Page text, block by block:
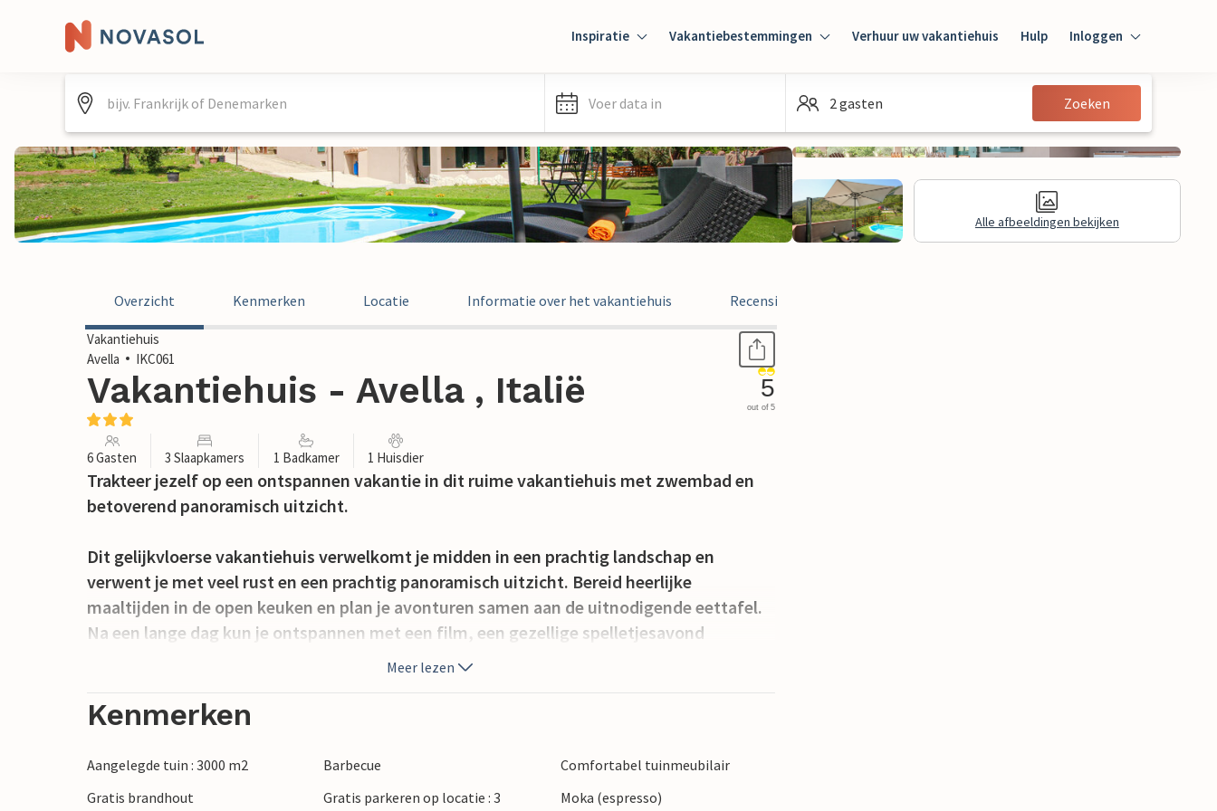
Inspiratie Vakantiebestemmingen Verhuur uw vakantiehuis Hulp Inloggen
Inloggen
Gast
Voer data in 2 gasten Zoeken
Alle afbeeldingen bekijken
Overzicht Kenmerken Locatie Informatie over het vakantiehuis Recensies
Vakantiehuis
Avella
IKC061
Vakantiehuis - Avella , Italië 5
out of 5
6 Gasten 3 Slaapkamers 1 Badkamer 1 Huisdier
Trakteer jezelf op een ontspannen vakantie in dit ruime vakantiehuis met zwembad en
betoverend panoramisch uitzicht.
Dit gelijkvloerse vakantiehuis verwelkomt je midden in een prachtig landschap en
verwent je met veel rust en een prachtig panoramisch uitzicht. Bereid heerlijke
maaltijden in de open keuken en plan je avonturen samen aan de uitnodigende eettafel.
Na een lange dag kun je ontspannen met een film, een gezellige spelletjesavond
organiseren of je onderdompelen in je vakantielectuur.
Neem een duik in het zwembad zodra je opstaat. In de vroege zomer pluk je nispers in de
alle ruimte biedt voor een sfeervolle barbecueavond met vrienden.
Meer lezen
Kenmerken
Aangelegde tuin : 3000 m2 Barbecue
Comfortabel tuinmeubilair
Gratis brandhout
Gratis parkeren op locatie : 3
Moka (espresso)